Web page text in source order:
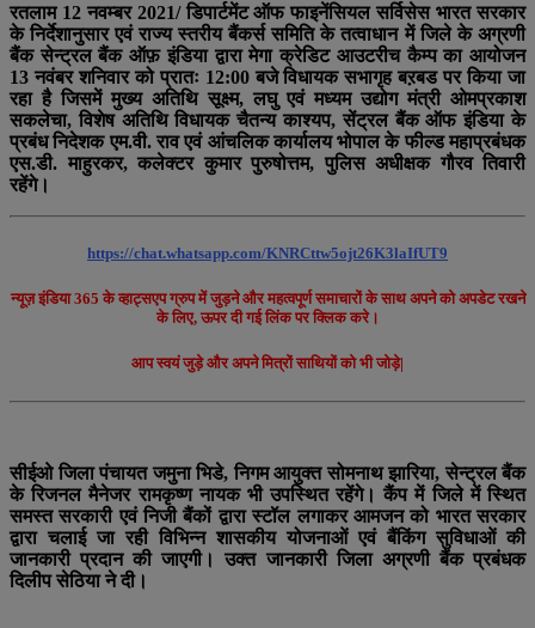
रतलाम 12 नवम्बर 2021/ डिपार्टमेंट ऑफ फाइनेंसियल सर्विसेस भारत सरकार
के निर्देशानुसार एवं राज्य स्तरीय बैंकर्स समिति के तत्वाधान में जिले के अग्रणी
बैंक सेन्ट्रल बैंक ऑफ़ इंडिया द्वारा मेगा क्रेडिट आउटरीच कैम्प का आयोजन
13 नवंबर शनिवार को प्रातः 12:00 बजे विधायक सभागृह बऱबड पर किया जा
रहा है जिसमें मुख्य अतिथि सूक्ष्म, लघु एवं मध्यम उद्योग मंत्री ओमप्रकाश
सकलेचा, विशेष अतिथि विधायक चैतन्य काश्यप, सेंट्रल बैंक ऑफ इंडिया के
प्रबंध निदेशक एम.वी. राव एवं आंचलिक कार्यालय भोपाल के फील्ड महाप्रबंधक
एस.डी. माहुरकर, कलेक्टर कुमार पुरुषोत्तम, पुलिस अधीक्षक गौरव तिवारी
रहेंगे।
https://chat.whatsapp.com/KNRCttw5ojt26K3laIfUT9
न्यूज़ इंडिया 365 के व्हाट्सएप ग्रुप में जुड़ने और महत्वपूर्ण समाचारों के साथ अपने को अपडेट रखने
के लिए, ऊपर दी गई लिंक पर क्लिक करे।
आप स्वयं जुड़े और अपने मित्रों साथियों को भी जोड़े|
सीईओ जिला पंचायत जमुना भिडे, निगम आयुक्त सोमनाथ झारिया, सेन्ट्रल बैंक
के रिजनल मैनेजर रामकृष्ण नायक भी उपस्थित रहेंगे। कैंप में जिले में स्थित
समस्त सरकारी एवं निजी बैंकों द्वारा स्टॉल लगाकर आमजन को भारत सरकार
द्वारा चलाई जा रही विभिन्न शासकीय योजनाओं एवं बैंकिंग सुविधाओं की
जानकारी प्रदान की जाएगी। उक्त जानकारी जिला अग्रणी बैंक प्रबंधक
दिलीप सेठिया ने दी।